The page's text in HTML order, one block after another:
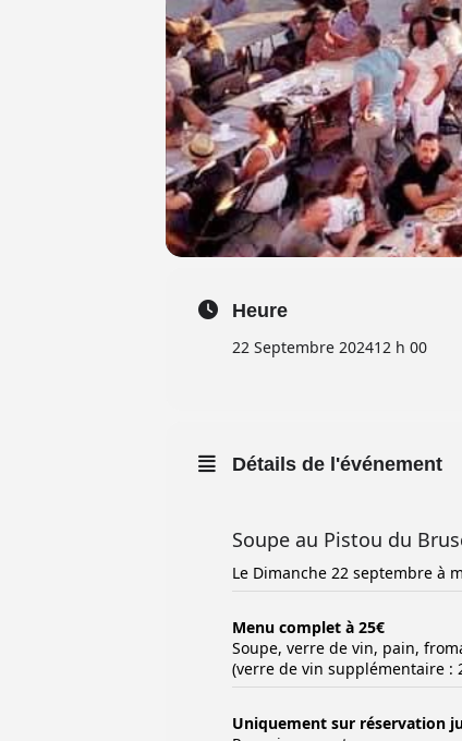
Heure
22 Septembre 202412 h 00
Détails de l'événement
Soupe au Pistou du
Le Dimanche 22 septembre à
Menu complet à 25€
Soupe, verre de vin, pain,
(verre de vin supplémentaire :
Uniquement sur réservation